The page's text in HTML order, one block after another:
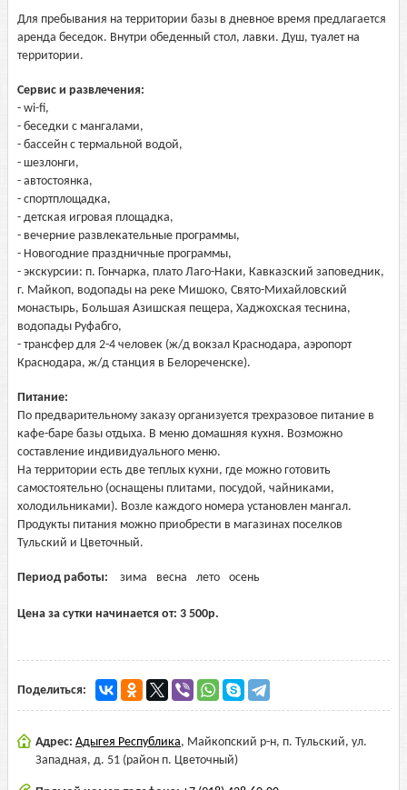
Для пребывания на территории базы в дневное время предлагается
аренда беседок. Внутри обеденный стол, лавки. Душ, туалет на
территории.
Сервис и развлечения:
- wi-fi,
- беседки с мангалами,
- бассейн с термальной водой,
- шезлонги,
- автостоянка,
- спортплощадка,
- детская игровая площадка,
- вечерние развлекательные программы,
- Новогодние праздничные программы,
- экскурсии: п. Гончарка, плато Лаго-Наки, Кавказский заповедник,
г. Майкоп, водопады на реке Мишоко, Свято-Михайловский
монастырь, Большая Азишская пещера, Хаджохская теснина,
водопады Руфабго,
- трансфер для 2-4 человек (ж/д вокзал Краснодара, аэропорт
Краснодара, ж/д станция в Белореченске).
Питание:
По предварительному заказу организуется трехразовое питание в
кафе-баре базы отдыха. В меню домашняя кухня. Возможно
составление индивидуального меню.
На территории есть две теплых кухни, где можно готовить
самостоятельно (оснащены плитами, посудой, чайниками,
холодильниками). Возле каждого номера установлен мангал.
Продукты питания можно приобрести в магазинах поселков
Тульский и Цветочный.
Период работы: зима весна лето осень
Цена за сутки начинается от: 3 500р.
Поделиться:
Адрес: Адыгея Республика, Майкопский р-н, п. Тульский, ул.
Западная, д. 51 (район п. Цветочный)